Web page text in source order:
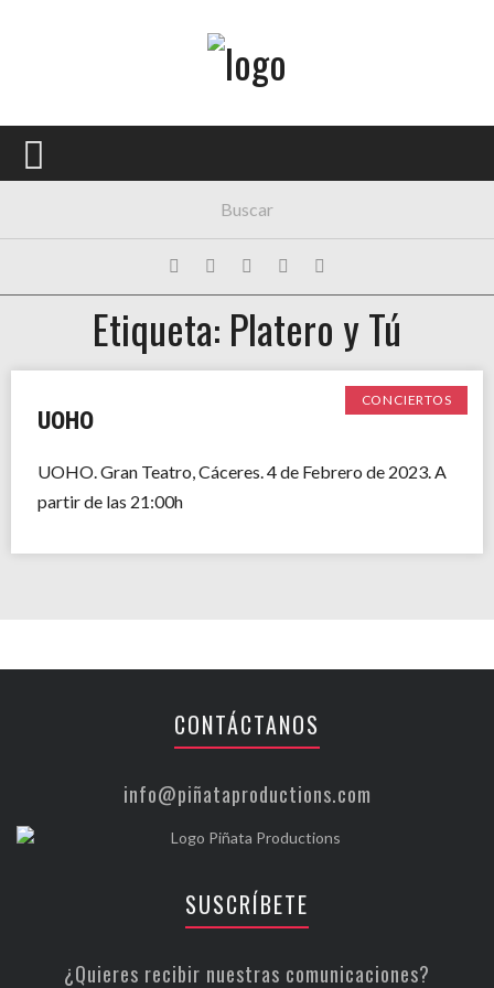
PORTADA
FESTIVALES
EXPOSICIONES
HISTORIAS
Etiqueta: Platero y Tú
CONCIERTOS
UOHO
UOHO. Gran Teatro, Cáceres. 4 de Febrero de 2023. A
partir de las 21:00h
CONTÁCTANOS
info@piñataproductions.com
SUSCRÍBETE
¿Quieres recibir nuestras comunicaciones?